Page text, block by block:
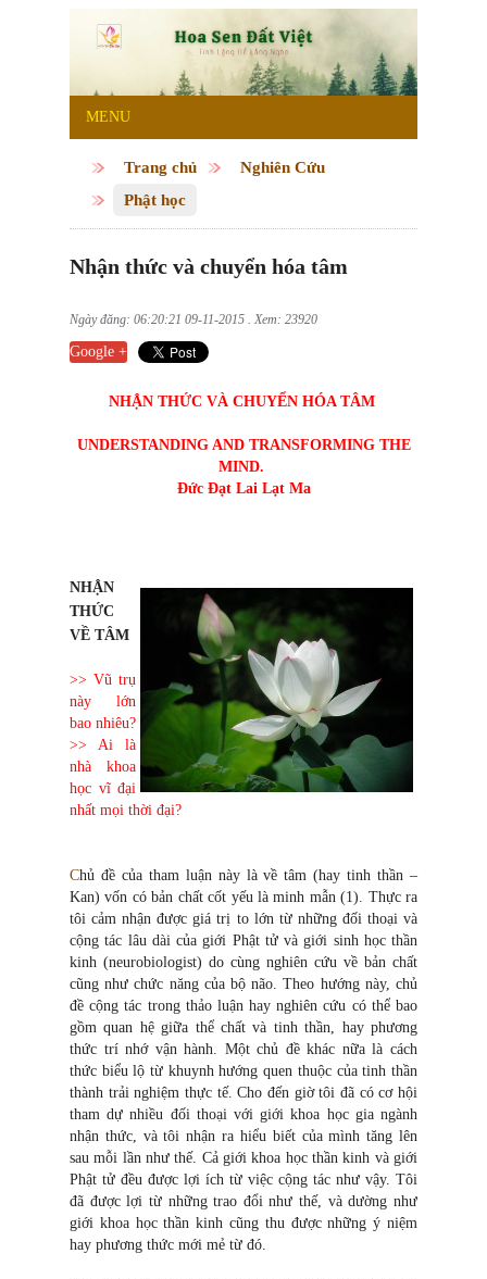
MENU
Trang chủ
Nghiên Cứu
Phật học
Nhận thức và chuyển hóa tâm
Ngày đăng: 06:20:21 09-11-2015 . Xem: 23920
Google +
NHẬN THỨC VÀ CHUYỂN HÓA TÂM
UNDERSTANDING AND TRANSFORMING THE
MIND.
Đức Đạt Lai Lạt Ma
NHẬN
THỨC
VỀ TÂM
>> Vũ trụ
này lớn
bao nhiêu?
>> Ai là
nhà khoa
học vĩ đại
nhất mọi thời đại?
Chủ đề của tham luận này là về tâm (hay tinh thần –
Kan) vốn có bản chất cốt yếu là minh mẫn (1). Thực ra
tôi cảm nhận được giá trị to lớn từ những đối thoại và
cộng tác lâu dài của giới Phật tử và giới sinh học thần
kinh (neurobiologist) do cùng nghiên cứu về bản chất
cũng như chức năng của bộ não. Theo hướng này, chủ
đề cộng tác trong thảo luận hay nghiên cứu có thể bao
gồm quan hệ giữa thể chất và tinh thần, hay phương
thức trí nhớ vận hành. Một chủ đề khác nữa là cách
thức biểu lộ từ khuynh hướng quen thuộc của tinh thần
thành trải nghiệm thực tế. Cho đến giờ tôi đã có cơ hội
tham dự nhiều đối thoại với giới khoa học gia ngành
nhận thức, và tôi nhận ra hiểu biết của mình tăng lên
sau mỗi lần như thế. Cả giới khoa học thần kinh và giới
Phật tử đều được lợi ích từ việc cộng tác như vậy. Tôi
đã được lợi từ những trao đổi như thế, và dường như
giới khoa học thần kinh cũng thu được những ý niệm
hay phương thức mới mẻ từ đó.